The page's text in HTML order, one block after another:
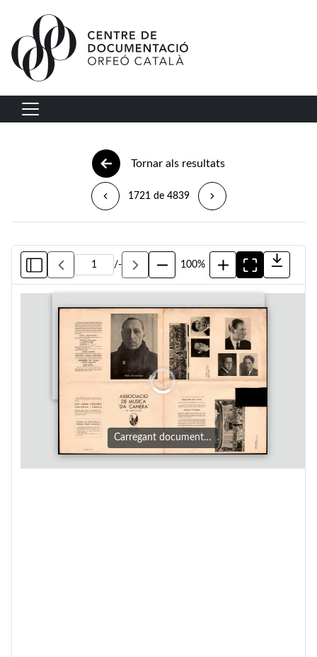
Vés al contingut
Navegació principal
Tornar als resultats
1721 de 4839
/- 100%
Carregant document…